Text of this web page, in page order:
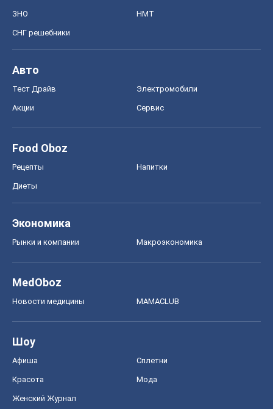
ЗНО НМТ
СНГ решебники
Авто
Тест Драйв Электромобили
Акции Сервис
Food Oboz
Рецепты Напитки
Диеты
Экономика
Рынки и компании Mакроэкономика
MedOboz
Новости медицины MAMACLUB
Шоу
Афиша Сплетни
Красота Мода
Женский Журнал